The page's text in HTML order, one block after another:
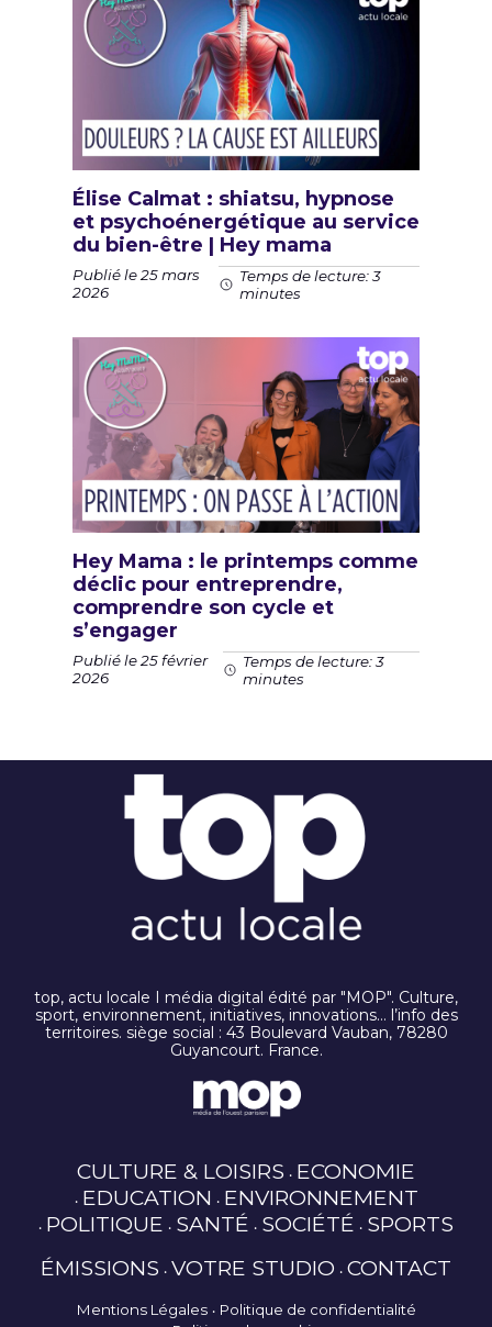
Élise Calmat : shiatsu, hypnose
et psychoénergétique au service
du bien-être | Hey mama
Publié le 25 mars
2026
Temps de lecture: 3
minutes
Hey Mama : le printemps comme
déclic pour entreprendre,
comprendre son cycle et
s’engager
Publié le 25 février
2026
Temps de lecture: 3
minutes
top, actu locale I média digital édité par "MOP". Culture,
sport, environnement, initiatives, innovations… l’info des
territoires. siège social : 43 Boulevard Vauban, 78280
Guyancourt. France.
CULTURE & LOISIRS ECONOMIE
EDUCATION ENVIRONNEMENT
POLITIQUE SANTÉ SOCIÉTÉ SPORTS
ÉMISSIONS VOTRE STUDIO CONTACT
Mentions Légales
Politique de confidentialité